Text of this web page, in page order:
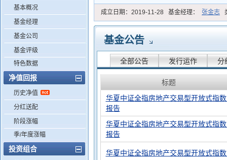
基本概况
基金经理
基金公司
基金评级
特色数据
净值回报
历史净值
分红送配
阶段涨幅
季/年度涨幅
投资组合
成立日期： 2019-11-28 基金经理： 张金志
基金公告
全部公告 发行运作 分
标题
华夏中证全指房地产交易型开放式指
报告
华夏中证全指房地产交易型开放式指
报告
华夏中证全指房地产交易型开放式指